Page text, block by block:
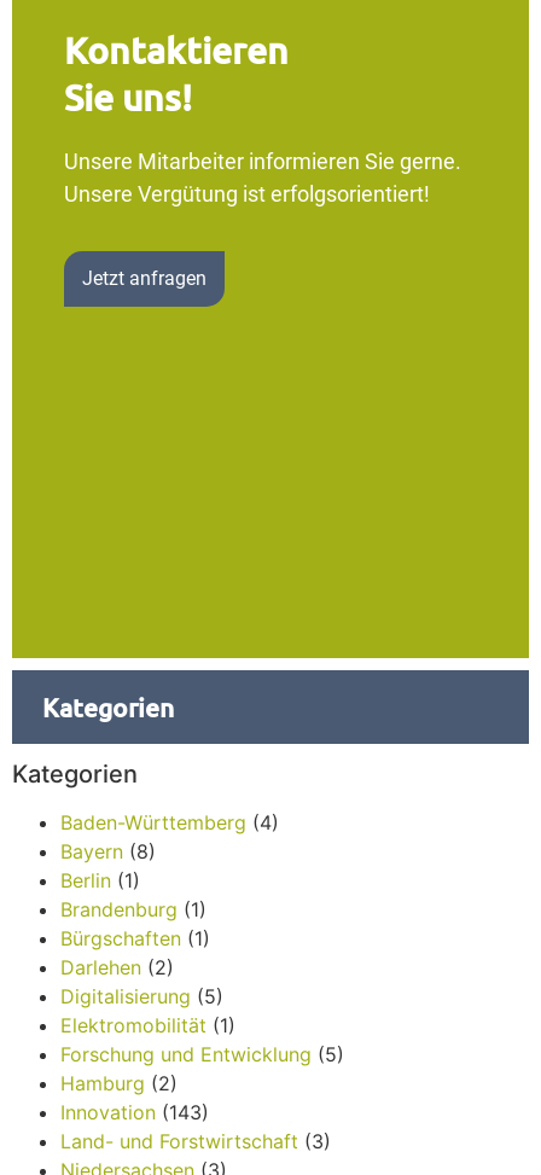
Kontaktieren
Sie uns!
Unsere Mitarbeiter informieren Sie gerne.
Unsere Vergütung ist erfolgsorientiert!
Jetzt anfragen
Kategorien
Kategorien
Baden-Württemberg (4)
Bayern (8)
Berlin (1)
Brandenburg (1)
Bürgschaften (1)
Darlehen (2)
Digitalisierung (5)
Elektromobilität (1)
Forschung und Entwicklung (5)
Hamburg (2)
Innovation (143)
Land- und Forstwirtschaft (3)
Niedersachsen (3)